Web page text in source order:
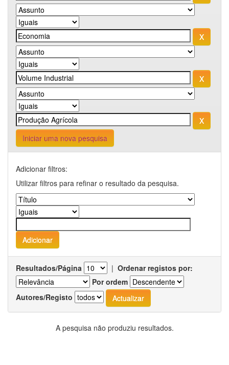
Iniciar uma nova pesquisa
Adicionar filtros:
Utilizar filtros para refinar o resultado da pesquisa.
Resultados/Página | Ordenar registos por:
Por ordem
Autores/Registo
A pesquisa não produziu resultados.